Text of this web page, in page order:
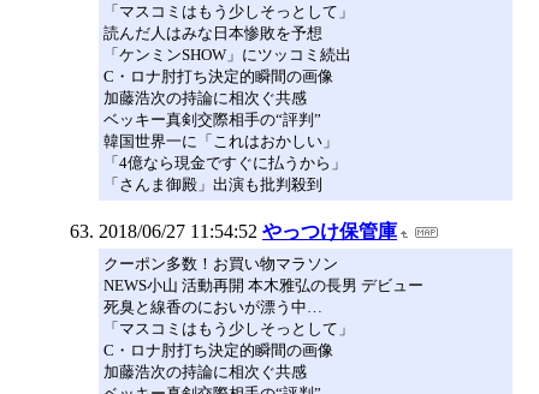
「マスコミはもう少しそっとして」
読んだ人はみな日本惨敗を予想
「ケンミンSHOW」にツッコミ続出
C・ロナ肘打ち決定的瞬間の画像
加藤浩次の持論に相次ぐ共感
ベッキー真剣交際相手の“評判”
韓国世界一に「これはおかしい」
「4億なら現金ですぐに払うから」
「さんま御殿」出演も批判殺到
2018/06/27 11:54:52 やっつけ保管庫
クーポン多数！お買い物マラソン
NEWS小山 活動再開 本木雅弘の長男 デビュー
死臭と線香のにおいが漂う中…
「マスコミはもう少しそっとして」
C・ロナ肘打ち決定的瞬間の画像
加藤浩次の持論に相次ぐ共感